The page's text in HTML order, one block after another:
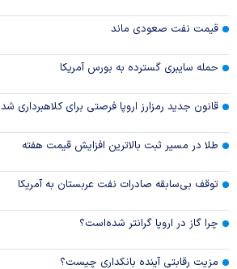
قیمت نفت صعودی ماند
حمله سایبری گسترده به بورس آمریکا
قانون جدید رمزارز اروپا فرصتی برای کلاهبرداری شد
طلا در مسیر ثبت بالاترین افزایش قیمت هفته
توقف بی‌سابقه صادرات نفت عربستان به آمریکا
چرا گاز در اروپا گرانتر شده‌است؟
مزیت رقابتی آینده بانکداری چیست؟